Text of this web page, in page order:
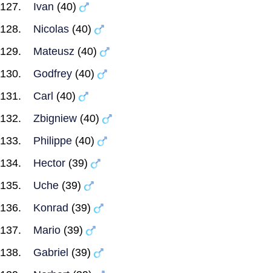
Ivan (40)
Nicolas (40)
Mateusz (40)
Godfrey (40)
Carl (40)
Zbigniew (40)
Philippe (40)
Hector (39)
Uche (39)
Konrad (39)
Mario (39)
Gabriel (39)